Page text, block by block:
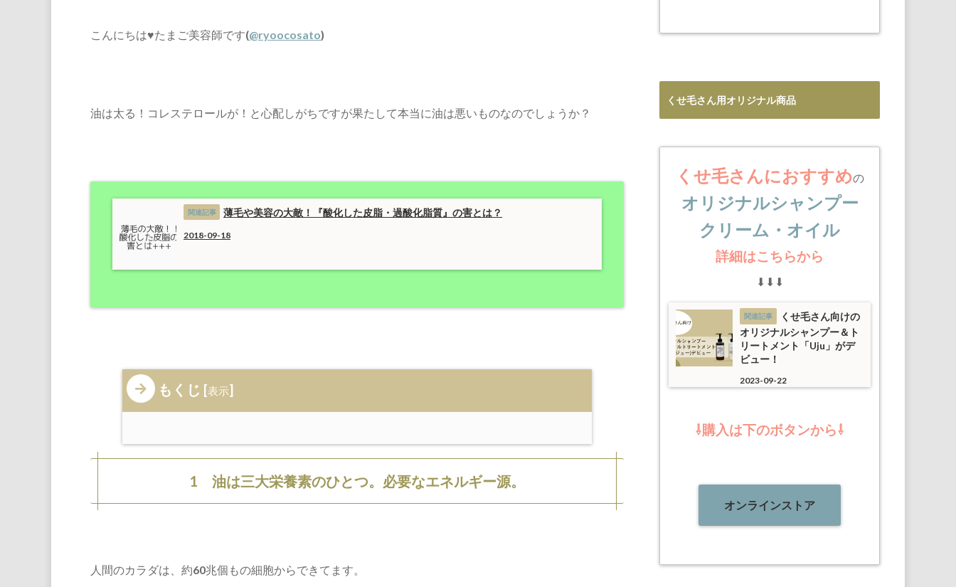
こんにちは♥たまご美容師です(@ryoocosato)
油は太る！コレステロールが！と心配しがちですが果たして本当に油は悪いものなのでしょうか？
薄毛や美容の大敵！『酸化した皮脂・過酸化脂質』の害とは？
2018-09-18
もくじ [表示]
1 油は三大栄養素のひとつ。必要なエネルギー源。
人間のカラダは、約60兆個もの細胞からできてます。
くせ毛さん用オリジナル商品
くせ毛さんにおすすめの
オリジナルシャンプー
クリーム・オイル
詳細はこちらから
⬇︎⬇︎⬇︎
くせ毛さん向けの
オリジナルシャンプー＆ト
リートメント「Uju」がデ
ビュー！
2023-09-22
⇩購入は下のボタンから⇩
オンラインストア